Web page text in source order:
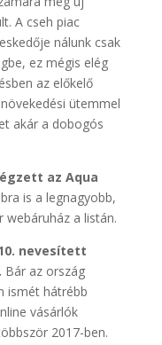
A cseh piac
nálunk csak
ez mégis elég
az előkelő
ütemmel
akár a dobogós
az Aqua
is a legnagyobb,
webáruház a listán.
nevesített
Bár az ország
ismét hátrébb
vásárlók
2017-ben.